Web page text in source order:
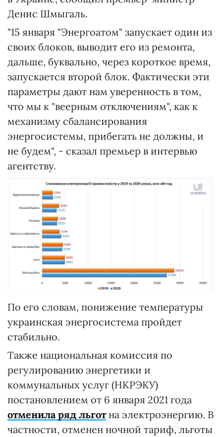
Денис Шмыгаль.
"15 января "Энергоатом" запускает один из
своих блоков, выводит его из ремонта,
дальше, буквально, через короткое время,
запускается второй блок. Фактически эти
параметры дают нам уверенность в том,
что мы к "веерным отключениям", как к
механизму сбалансирования
энергосистемы, прибегать не должны, и
не будем", - сказал премьер в интервью
агентству.
По его словам, понижение температуры
украинская энергосистема пройдет
стабильно.
Также национальная комиссия по
регулированию энергетики и
коммунальных услуг (НКРЭКУ)
постановлением от 6 января 2021 года
отменила ряд льготна электроэнергию. В
частности, отменен ночной тариф, льготы